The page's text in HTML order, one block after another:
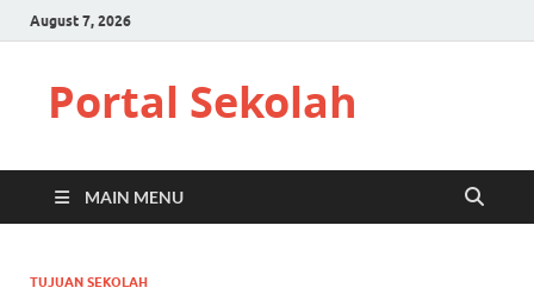
August 7, 2026
Portal Sekolah
MAIN MENU
TUJUAN SEKOLAH